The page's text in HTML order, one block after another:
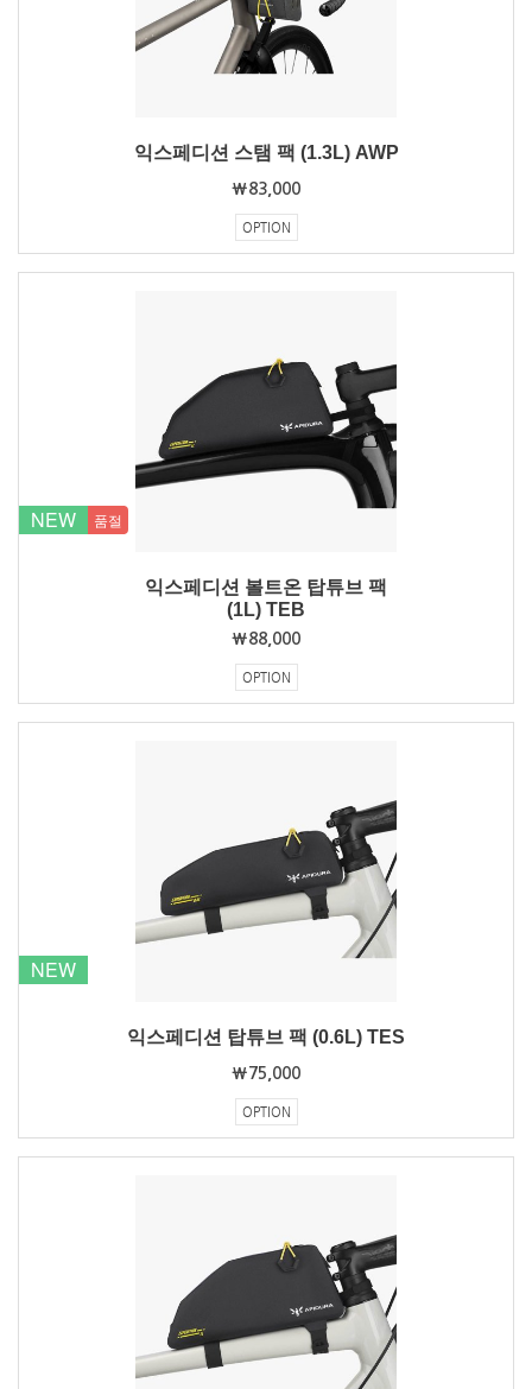
익스페디션 스탬 팩 (1.3L) AWP
₩83,000
OPTION
NEW 품절
익스페디션 볼트온 탑튜브 팩
(1L) TEB
₩88,000
OPTION
NEW
익스페디션 탑튜브 팩 (0.6L) TES
₩75,000
OPTION